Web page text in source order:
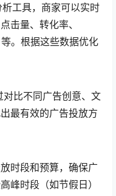
工具，商家可以实时
击量、转化率、
。根据这些数据优化
比不同广告创意、文
最有效的广告投放方
时段和预算，确保广
峰时段（如节假日）